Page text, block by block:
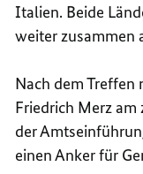
Italien. Beide
weiter zusammen
Nach dem
Friedrich Merz am
der
einen Anker für